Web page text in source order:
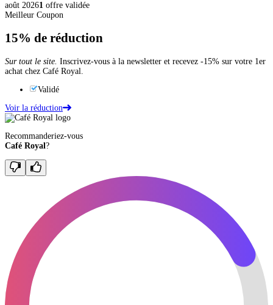
août 20261 offre validée
Meilleur Coupon
15% de réduction
Sur tout le site. Inscrivez-vous à la newsletter et recevez -15% sur votre 1er
achat chez Café Royal.
Validé
Voir la réduction
Recommanderiez-vous
Café Royal ?